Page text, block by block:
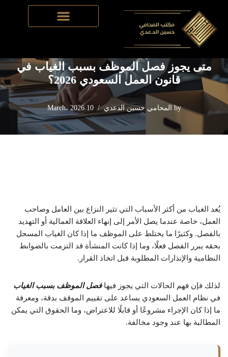
Skip
Home
-قانون العمل السعودي
متى يجوز فصل الموظف بسبب
الغياب في قانون العمل السعودي 2026؟
متى يجوز فصل الموظف بسبب الغياب في
قانون العمل السعودي 2026؟
by المحامي حسين الدعدي 10 March، 2026
يُعد الغياب من أكثر الأسباب التي تثير النزاع بين العامل وصاحب
العمل، خاصة عندما يصل الأمر إلى إنهاء العلاقة العمالية أو التهديد
بالفصل. وكثيرًا ما يختلط على الموظف ما إذا كان الغياب المسجل
بحقه يبرر الفصل فعلًا، وما إذا كانت المنشأة قد التزمت بالضوابط
النظامية والإنذارات المطلوبة قبل اتخاذ القرار.
لذلك فإن فهم الحالات التي يجوز فيهافصل الموظف بسبب الغياب
في نظام العمل السعودي يساعد على تقييم الموقف بدقة، ومعرفة
ما إذا كان الإجراء مشروعًا أو قابلًا للاعتراض، وما الحقوق التي يمكن
المطالبة بها عند وجود مخالفة.